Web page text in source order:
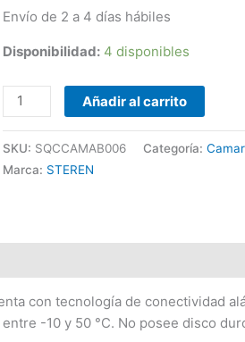
Envío de 2 a 4 días hábiles
Disponibilidad: 4 disponibles
Día/Noche
cantidad
Añadir al carrito
SKU: SQCCAMAB006 Categoría:
Marca: STEREN
con tecnología de conectividad
-10 y 50 °C. No posee disco